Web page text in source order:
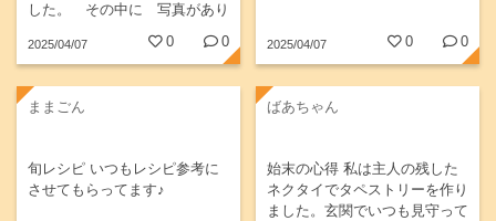
した。 その中に 写真があり
は 戻れないので 気持ちぐら
いは 若くいたいです。 そし
て何より 丈夫でないとダメだ
から まずは ウォーキングか
2025/04/07 0 0 2025/04/07 0 0
ままごん
旬レシピ いつもレシピ参考に
させてもらってます♪
ばあちゃん
始末の心得 私は主人の残した
ネクタイでタペストリーを作り
ました。玄関でいつも見守って